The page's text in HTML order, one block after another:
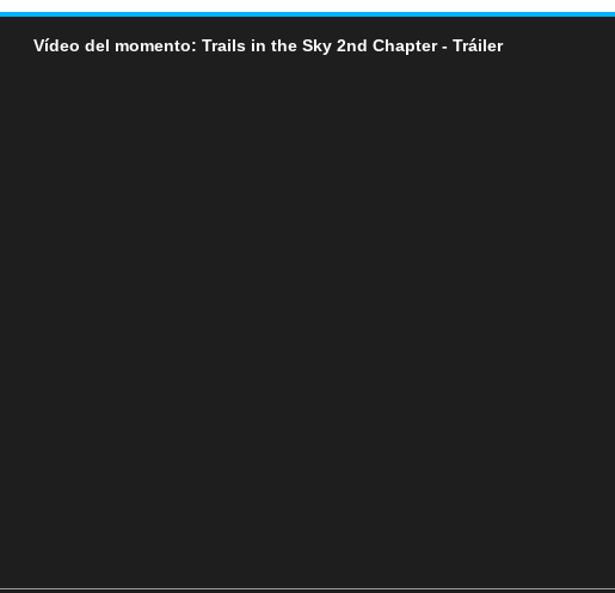
Vídeo del momento: Trails in the Sky 2nd Chapter - Tráiler